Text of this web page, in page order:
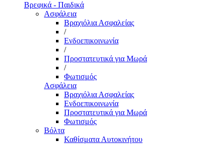
Βρεφικά - Παιδικά
Ασφάλεια
Βραχιόλια Ασφαλείας
/
Ενδοεπικοινωνία
/
Προστατευτικά για Μωρά
/
Φωτισμός
Ασφάλεια
Βραχιόλια Ασφαλείας
Ενδοεπικοινωνία
Προστατευτικά για Μωρά
Φωτισμός
Βόλτα
Καθίσματα Αυτοκινήτου